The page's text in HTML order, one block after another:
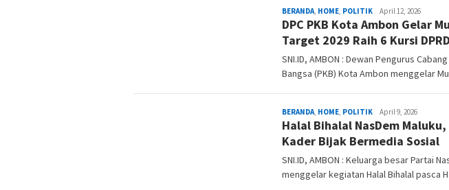
BERANDA, HOME, POLITIK Suara
Nusa
April 12, 2026
DPC PKB Kota Ambon Gelar
Target 2029 Raih 6 Kursi DPRD
SNI.ID, AMBON : Dewan Pengurus
Bangsa (PKB) Kota Ambon menggelar
BERANDA, HOME, POLITIK Suara
Nusa
April 9, 2026
Halal Bihalal NasDem
Kader Bijak Bermedia Sosial
SNI.ID, AMBON : Keluarga besar Partai
menggelar kegiatan Halal Bihalal pasca